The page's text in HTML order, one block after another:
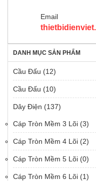
Email
DANH MỤC SẢN PHẨM
Cầu Đấu (12)
Cầu Đấu (10)
Dây Điện (137)
Cáp Tròn Mềm 3 Lõi (3)
Cáp Tròn Mềm 4 Lõi (2)
Cáp Tròn Mềm 5 Lõi (0)
Cáp Tròn Mềm 6 Lõi (1)